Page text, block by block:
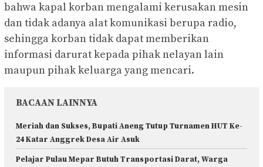
bahwa kapal korban mengalami kerusakan mesin
dan tidak adanya alat komunikasi berupa radio,
sehingga korban tidak dapat memberikan
informasi darurat kepada pihak nelayan lain
maupun pihak keluarga yang mencari.
BACAAN LAINNYA
Meriah dan Sukses, Bupati Aneng Tutup Turnamen HUT Ke-
24 Katar Anggrek Desa Air Asuk
Pelajar Pulau Mepar Butuh Transportasi Darat, Warga